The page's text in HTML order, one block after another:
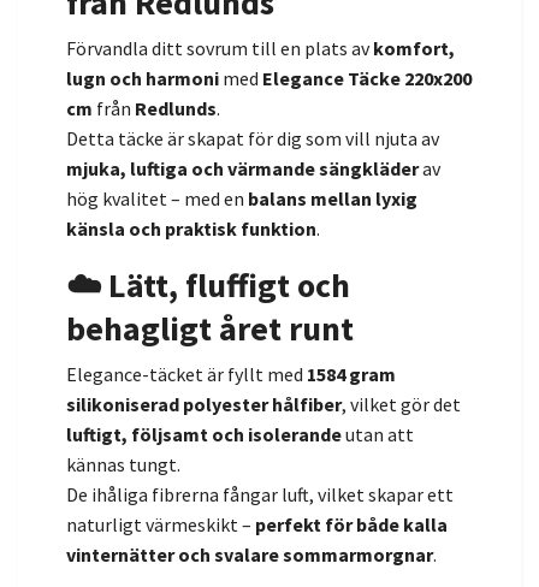
Förvandla ditt sovrum till en plats avkomfort,
lugn och harmoni med Elegance Täcke 220x200
cm från Redlunds.
Detta täcke är skapat för dig som vill njuta av
mjuka, luftiga och värmande sängkläderav
hög kvalitet – med en balans mellan lyxig
känsla och praktisk funktion.
☁️ Lätt, fluffigt och
behagligt året runt
Elegance-täcket är fyllt med 1584 gram
silikoniserad polyester hålfiber, vilket gör det
luftigt, följsamt och isolerandeutan att
kännas tungt.
De ihåliga fibrerna fångar luft, vilket skapar ett
naturligt värmeskikt – perfekt för både kalla
vinternätter och svalare sommarmorgnar.